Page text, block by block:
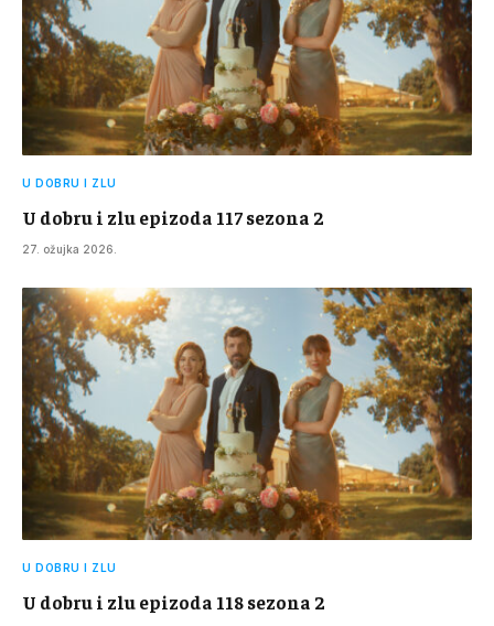
U DOBRU I ZLU
U dobru i zlu epizoda 117 sezona 2
27. ožujka 2026.
U DOBRU I ZLU
U dobru i zlu epizoda 118 sezona 2